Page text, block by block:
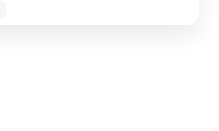
高频词汇和关键信息。工具支持自定义词